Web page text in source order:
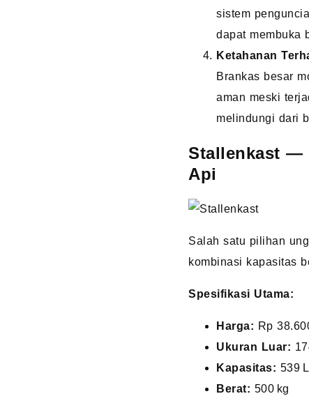
sistem
dapat membuka
Ketahanan
Brankas besar
aman meski
melindungi dari
Stallenkast —
Api
Salah satu pilihan
kombinasi kapasitas
Spesifikasi Utama:
Harga: Rp
Ukuran Luar:
Kapasitas: 539 L
Berat: 500 kg